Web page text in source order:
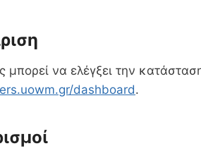
μπορεί να ελέγξει την
dashboard.